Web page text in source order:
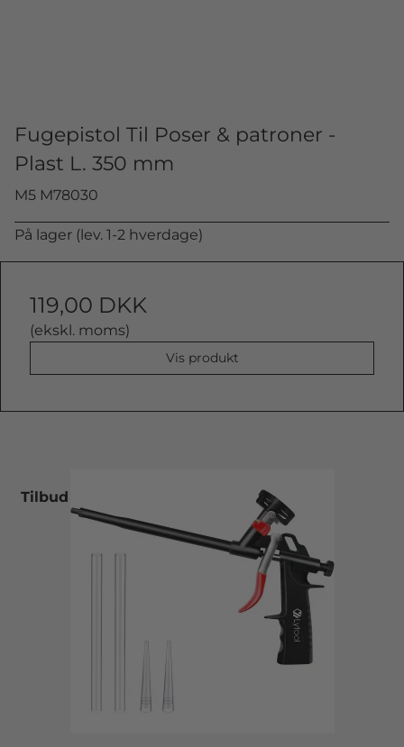
Fugepistol Til Poser & patroner -
Plast L. 350 mm
M5 M78030
På lager (lev. 1-2 hverdage)
119,00 DKK
(ekskl. moms)
Vis produkt
Tilbud